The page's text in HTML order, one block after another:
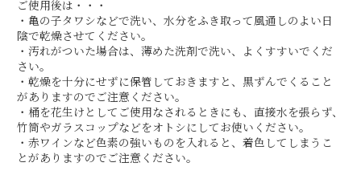
ご使用後は・・・
・亀の子タワシなどで洗い、水分をふき取って風通しのよい日
陰で乾燥させてください。
・汚れがついた場合は、薄めた洗剤で洗い、よくすすいでくだ
さい。
・乾燥を十分にせずに保管しておきますと、黒ずんでくること
がありますのでご注意ください。
・桶を花生けとしてご使用なされるときにも、直接水を張らず、
竹筒やガラスコップなどをオトシにしてお使いください。
・赤ワインなど色素の強いものを入れると、着色してしまうこ
とがありますのでご注意ください。